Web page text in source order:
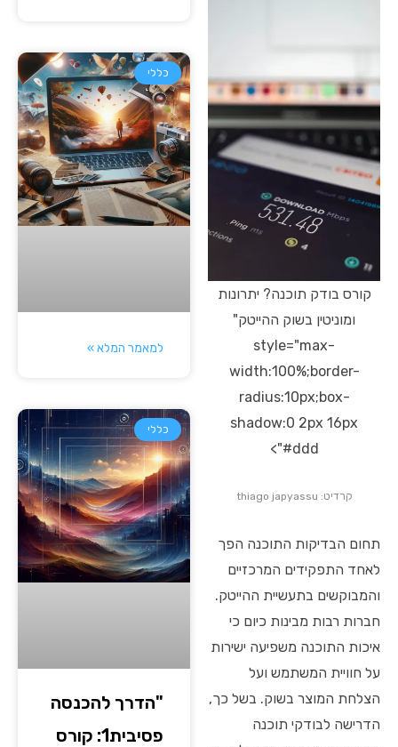
קורס בודק תוכנה? יתרונות
ומוניטין בשוק ההייטק"
style="max-
width:100%;border-
radius:10px;box-
shadow:0 2px 16px
#ddd">
קרדיט: thiago japyassu
תחום הבדיקות התוכנה הפך
לאחד התפקידים המרכזיים
והמבוקשים בתעשיית ההייטק.
חברות רבות מבינות כיום כי
איכות התוכנה משפיעה ישירות
על חוויית המשתמש ועל
הצלחת המוצר בשוק. בשל כך,
הדרישה לבודקי תוכנה
כללי
למאמר המלא »
כללי
"הדרך להכנסה
פסיבית1: קורס